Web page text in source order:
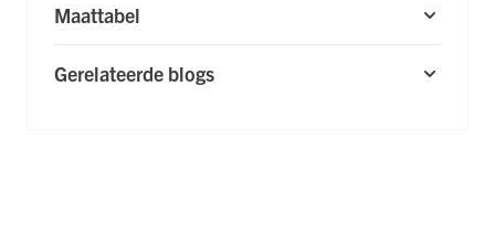
Maattabel
Gerelateerde blogs